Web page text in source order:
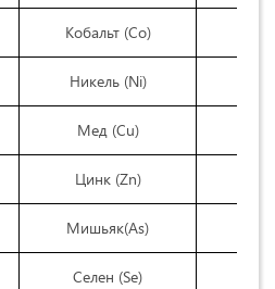
Кобальт (Co)
Никель (Ni)
Мед (Cu)
Цинк (Zn)
Мишьяк(As)
Селен (Se)